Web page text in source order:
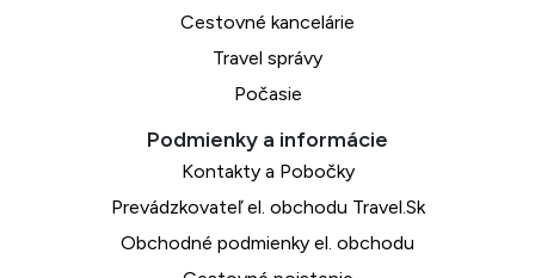
Cestovné kancelárie
Travel správy
Počasie
Kontakty a Pobočky
Prevádzkovateľ el. obchodu Travel.Sk
Obchodné podmienky el. obchodu